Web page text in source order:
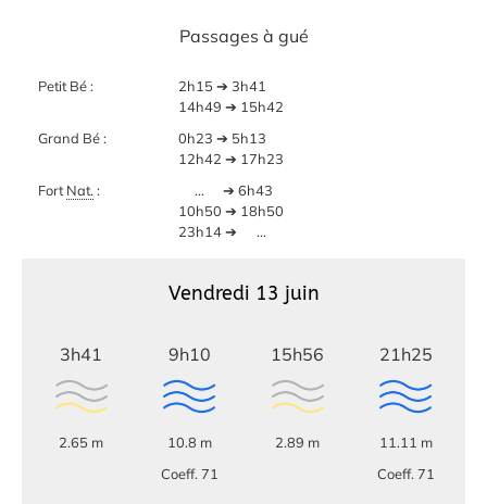
Passages à gué
Petit Bé :
2h15 ➔ 3h41
14h49 ➔ 15h42
Grand Bé :
0h23 ➔ 5h13
12h42 ➔ 17h23
Fort Nat. : ...
➔ 6h43
10h50 ➔ 18h50
23h14 ➔
...
Vendredi 13 juin
3h41
2.65 m
9h10
10.8 m
Coeff. 71
15h56
2.89 m
21h25
11.11 m
Coeff. 71